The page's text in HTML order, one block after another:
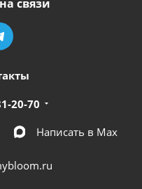
связи
20-70
Написать в Мах